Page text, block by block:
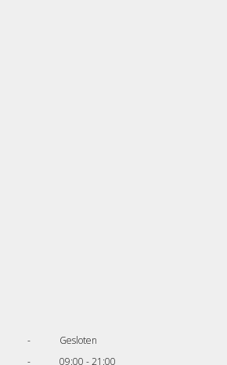
-
Gesloten
-
09:00 - 21:00